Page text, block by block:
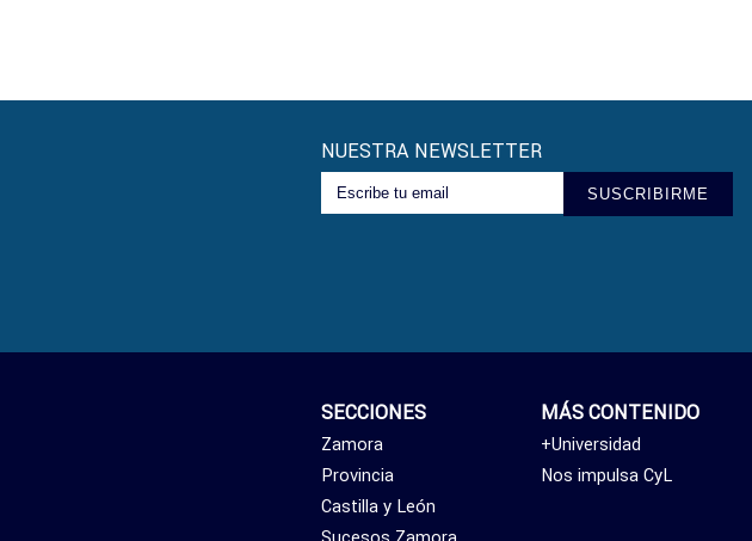
NUESTRA NEWSLETTER
SUSCRIBIRME
SECCIONES
Zamora
Provincia
Castilla y León
MÁS CONTENIDO
+Universidad
Nos impulsa CyL